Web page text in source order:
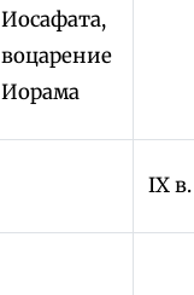
Иосафата,
воцарение
Иорама
IX в.